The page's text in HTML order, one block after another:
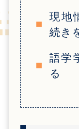
現地
続き
語学
る